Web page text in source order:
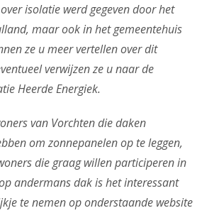
isolatie werd gegeven door het
maar ook in het gemeentehuis
ze u meer vertellen over dit
verwijzen ze u naar de
Heerde Energiek.
van Vorchten die daken
om zonnepanelen op te leggen,
die graag willen participeren in
andermans dak is het interessant
te nemen op onderstaande website